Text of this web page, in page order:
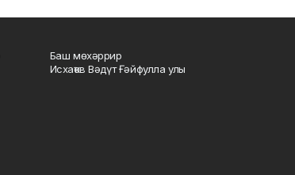
Баш мөхәррир
Исхаҡов Вәдүт Ғәйфулла улы